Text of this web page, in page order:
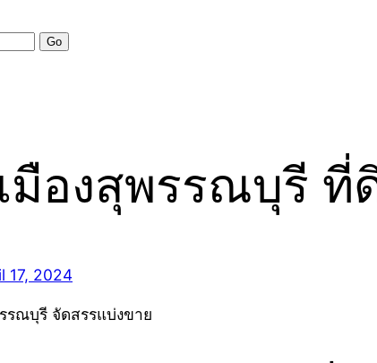
องสุพรรณบุรี ที่
17, 2024
รณบุรี จัดสรรแบ่งขาย